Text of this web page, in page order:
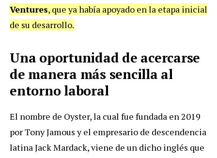
Ventures, que ya había apoyado en la etapa inicial
de su desarrollo.
Una oportunidad de acercarse
de manera más sencilla al
entorno laboral
El nombre de Oyster, la cual fue fundada en 2019
por Tony Jamous y el empresario de descendencia
latina Jack Mardack, viene de un dicho inglés que